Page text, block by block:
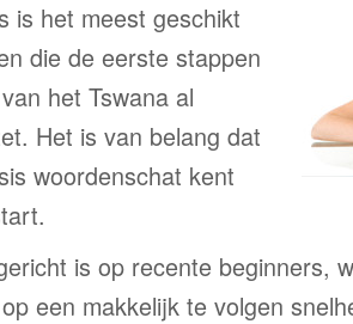
is het meest geschikt
die de eerste stappen
het Tswana al
Het is van belang dat
woordenschat kent
is op recente beginners,
een makkelijk te volgen